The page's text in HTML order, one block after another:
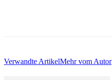
Verwandte ArtikelMehr vom Autor